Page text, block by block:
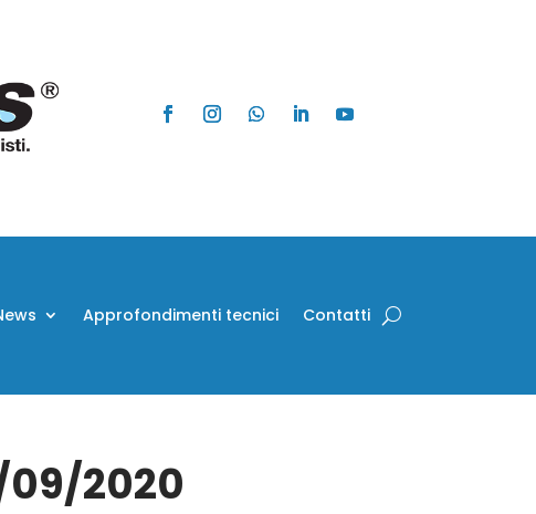
Approfondimenti tecnici Contatti
09/2020